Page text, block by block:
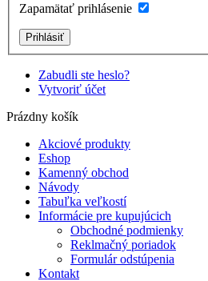
Zapamätať prihlásenie
Zabudli ste heslo?
Vytvoriť účet
Prázdny košík
Akciové produkty
Eshop
Kamenný obchod
Návody
Tabuľka veľkostí
Informácie pre kupujúcich
Obchodné podmienky
Reklmačný poriadok
Formulár odstúpenia
Kontakt